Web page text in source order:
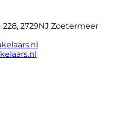
2729NJ Zoetermeer